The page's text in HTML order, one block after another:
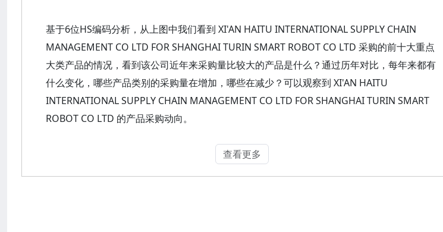
基于6位HS编码分析，从上图中我们看到 XI'AN HAITU INTERNATIONAL SUPPLY CHAIN
MANAGEMENT CO LTD FOR SHANGHAI TURIN SMART ROBOT CO LTD 采购的前十大重点
大类产品的情况，看到该公司近年来采购量比较大的产品是什么？通过历年对比，每年来都有
什么变化，哪些产品类别的采购量在增加，哪些在减少？可以观察到 XI'AN HAITU
INTERNATIONAL SUPPLY CHAIN MANAGEMENT CO LTD FOR SHANGHAI TURIN SMART
ROBOT CO LTD 的产品采购动向。
查看更多